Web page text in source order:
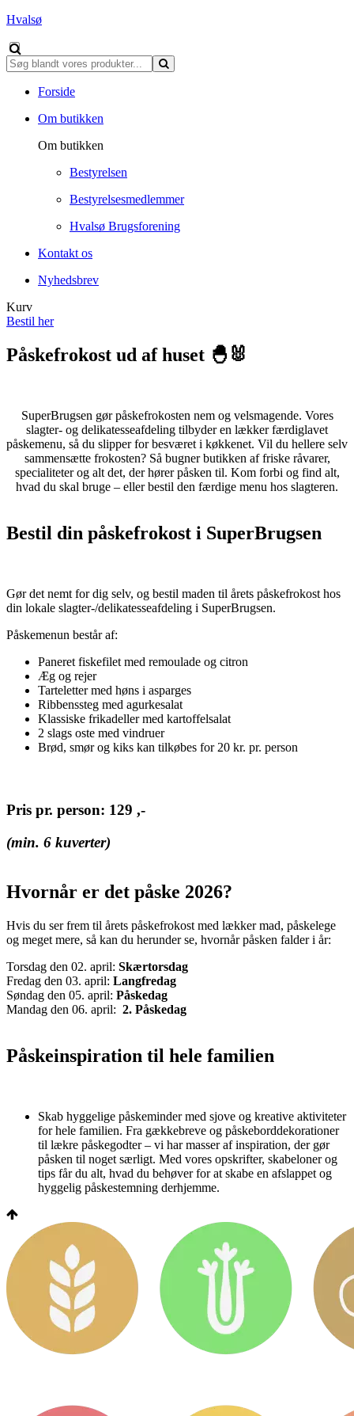
Hvalsø
Forside
Om butikken
Om butikken
Bestyrelsen
Bestyrelsesmedlemmer
Hvalsø Brugsforening
Kontakt os
Nyhedsbrev
Kurv
Bestil her
Påskefrokost ud af huset 🐣🐰
SuperBrugsen gør påskefrokosten nem og velsmagende. Vores
slagter- og delikatesseafdeling tilbyder en lækker færdiglavet
påskemenu, så du slipper for besværet i køkkenet. Vil du hellere selv
sammensætte frokosten? Så bugner butikken af friske råvarer,
specialiteter og alt det, der hører påsken til. Kom forbi og find alt,
hvad du skal bruge – eller bestil den færdige menu hos slagteren.
Bestil din påskefrokost i SuperBrugsen
Gør det nemt for dig selv, og bestil maden til årets påskefrokost hos
din lokale slagter-/delikatesseafdeling i SuperBrugsen.
Påskemenun består af:
Paneret fiskefilet med remoulade og citron
Æg og rejer
Tarteletter med høns i asparges
Ribbenssteg med agurkesalat
Klassiske frikadeller med kartoffelsalat
2 slags oste med vindruer
Brød, smør og kiks kan tilkøbes for 20 kr. pr. person
Pris pr. person: 129 ,-
(min. 6 kuverter)
Hvornår er det påske 2026?
Hvis du ser frem til årets påskefrokost med lækker mad, påskelege
og meget mere, så kan du herunder se, hvornår påsken falder i år:
Torsdag den 02. april: Skærtorsdag
Fredag den 03. april: Langfredag
Søndag den 05. april: Påskedag
Mandag den 06. april: 2. Påskedag
Påskeinspiration til hele familien
Skab hyggelige påskeminder med sjove og kreative aktiviteter
for hele familien. Fra gækkebreve og påskeborddekorationer
til lækre påskegodter – vi har masser af inspiration, der gør
påsken til noget særligt. Med vores opskrifter, skabeloner og
tips får du alt, hvad du behøver for at skabe en afslappet og
hyggelig påskestemning derhjemme.